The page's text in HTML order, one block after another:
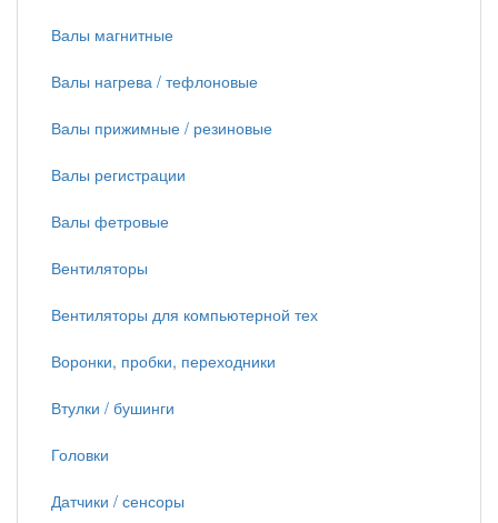
Валы магнитные
Валы нагрева / тефлоновые
Валы прижимные / резиновые
Валы регистрации
Валы фетровые
Вентиляторы
Вентиляторы для компьютерной тех
Воронки, пробки, переходники
Втулки / бушинги
Головки
Датчики / сенсоры